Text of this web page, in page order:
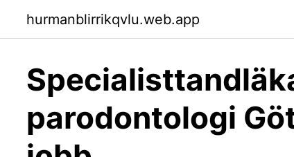
hurmanblirrikqvlu.web.app
parodontologi